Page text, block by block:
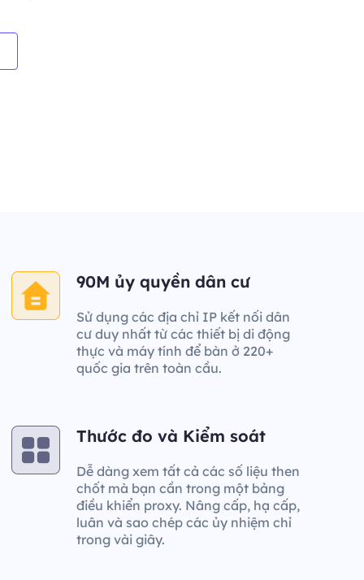
90M ủy quyền dân cư
Sử dụng các địa chỉ IP kết nối dân
cư duy nhất từ các thiết bị di động
thực và máy tính để bàn ở 220+
quốc gia trên toàn cầu.
Thước đo và Kiểm soát
Dễ dàng xem tất cả các số liệu then
chốt mà bạn cần trong một bảng
điều khiển proxy. Nâng cấp, hạ cấp,
luân và sao chép các ủy nhiệm chỉ
trong vài giây.